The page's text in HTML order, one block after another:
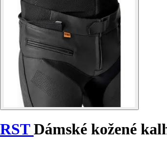
RSTDámské kožené